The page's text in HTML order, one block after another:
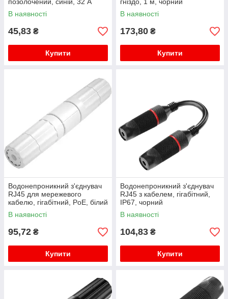
позолочений, синій, 32 А
В наявності
45,83 ₴
Купити
гніздо, 1 м, чорний
В наявності
173,80 ₴
Купити
Водонепроникний з'єднувач
RJ45 для мережевого
кабелю, гігабітний, PoE, білий
В наявності
95,72 ₴
Купити
Водонепроникний з'єднувач
RJ45 з кабелем, гігабітний,
IP67, чорний
В наявності
104,83 ₴
Купити